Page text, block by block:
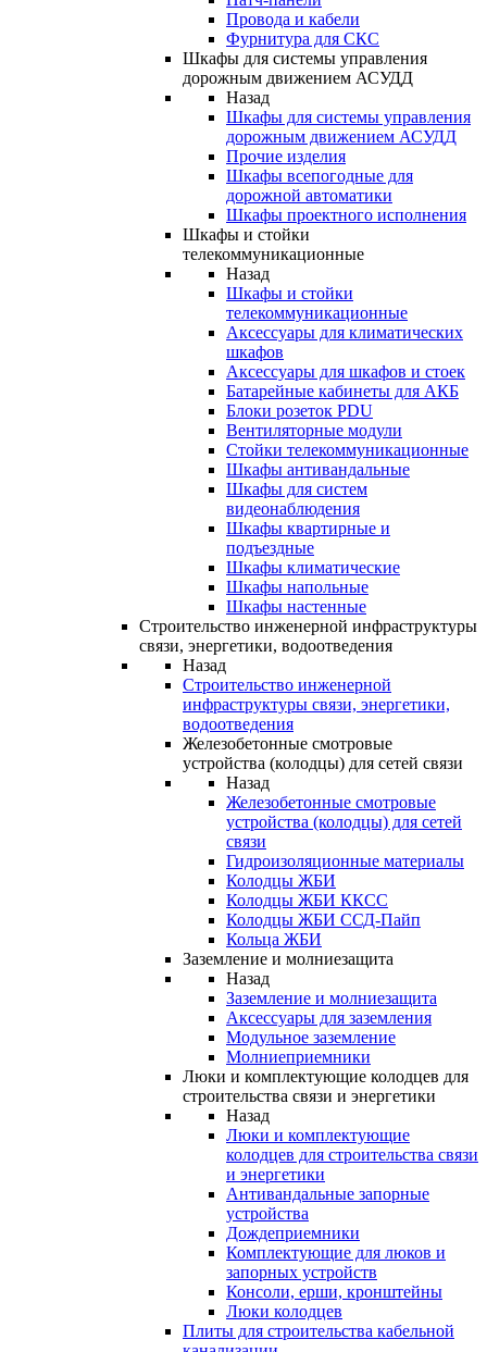
Провода и кабели
Фурнитура для СКС
Шкафы для системы управления
дорожным движением АСУДД
Назад
Шкафы для системы управления
дорожным движением АСУДД
Прочие изделия
Шкафы всепогодные для
дорожной автоматики
Шкафы проектного исполнения
Шкафы и стойки
телекоммуникационные
Назад
Шкафы и стойки
телекоммуникационные
Аксессуары для климатических
шкафов
Аксессуары для шкафов и стоек
Батарейные кабинеты для АКБ
Блоки розеток PDU
Вентиляторные модули
Стойки телекоммуникационные
Шкафы антивандальные
Шкафы для систем
видеонаблюдения
Шкафы квартирные и
подъездные
Шкафы климатические
Шкафы напольные
Шкафы настенные
Строительство инженерной инфраструктуры
связи, энергетики, водоотведения
Назад
Строительство инженерной
инфраструктуры связи, энергетики,
водоотведения
Железобетонные смотровые
устройства (колодцы) для сетей связи
Назад
Железобетонные смотровые
устройства (колодцы) для сетей
связи
Гидроизоляционные материалы
Колодцы ЖБИ
Колодцы ЖБИ ККСС
Колодцы ЖБИ ССД-Пайп
Кольца ЖБИ
Заземление и молниезащита
Назад
Заземление и молниезащита
Аксессуары для заземления
Модульное заземление
Молниеприемники
Люки и комплектующие колодцев для
строительства связи и энергетики
Назад
Люки и комплектующие
колодцев для строительства связи
и энергетики
Антивандальные запорные
устройства
Дождеприемники
Комплектующие для люков и
запорных устройств
Консоли, ерши, кронштейны
Люки колодцев
Плиты для строительства кабельной